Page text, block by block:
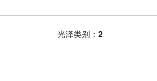
光泽类别：2